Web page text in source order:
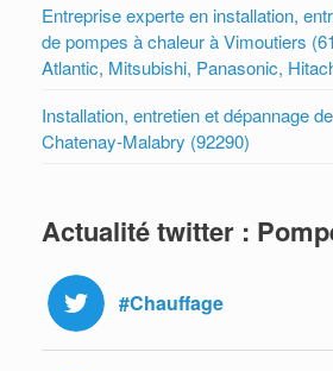
Entreprise experte en installation,
de pompes à chaleur à Vimoutiers
Atlantic, Mitsubishi, Panasonic,
Installation, entretien et dépannage
Chatenay-Malabry (92290)
Actualité twitter :
#Chauffage